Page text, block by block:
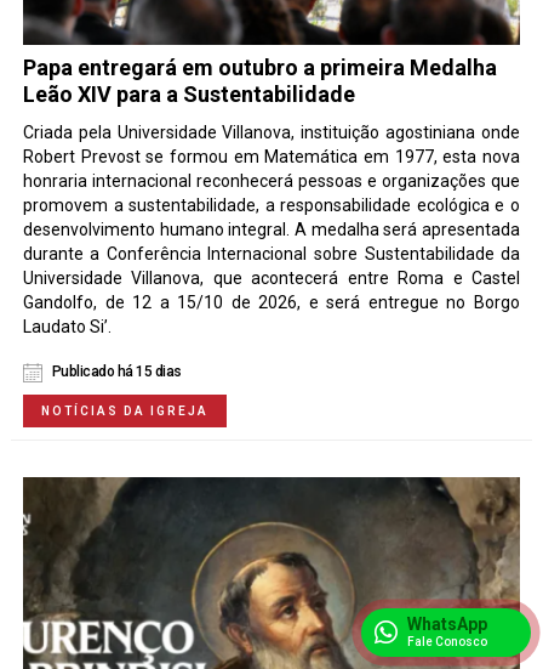
Papa entregará em outubro a primeira Medalha
Leão XIV para a Sustentabilidade
Criada pela Universidade Villanova, instituição agostiniana onde
Robert Prevost se formou em Matemática em 1977, esta nova
honraria internacional reconhecerá pessoas e organizações que
promovem a sustentabilidade, a responsabilidade ecológica e o
desenvolvimento humano integral. A medalha será apresentada
durante a Conferência Internacional sobre Sustentabilidade da
Universidade Villanova, que acontecerá entre Roma e Castel
Gandolfo, de 12 a 15/10 de 2026, e será entregue no Borgo
Laudato Si’.
Publicado há 15 dias
NOTÍCIAS DA IGREJA
WhatsApp
Fale Conosco